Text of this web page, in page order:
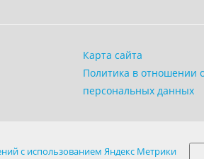
Карта сайта
Политика в отношении
персональных данных
и может быть направлена по
с использованием Яндекс Метрики